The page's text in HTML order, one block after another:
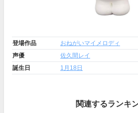
登場作品
おねがいマイメロディ
声優
佐久間レイ
誕生日
1月18日
関連するランキ